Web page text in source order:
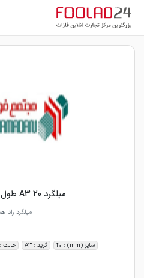
میلگرد 20 A3 طول 12 راد همدان
میلگرد راد
سایز (mm) : 20 گرید : A3 حالت